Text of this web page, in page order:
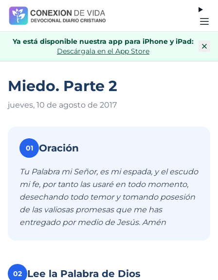
Ya está disponible nuestra app para iPhone y iPad:
Descárgala en el App Store
Miedo. Parte 2
jueves, 10 de agosto de 2017
01 Oración
Tu Palabra mi Señor, es mi espada, y el escudo
mi fe, por tanto las usaré en todo momento,
desechando todo temor y tomando posesión
de las valiosas promesas que me has
entregado por medio de Jesús. Amén
02 Lee la Palabra de Dios